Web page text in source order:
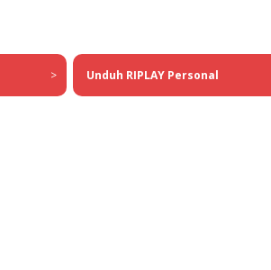
> Unduh RIPLAY Personal